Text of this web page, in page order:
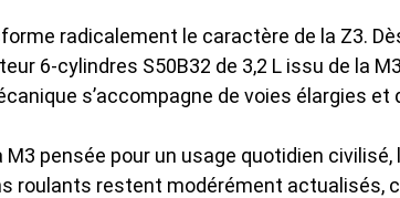
radicalement le caractère de la Z3.
6-cylindres S50B32 de 3,2 L issu de la
s’accompagne de voies élargies et
pensée pour un usage quotidien
roulants restent modérément actualisés,